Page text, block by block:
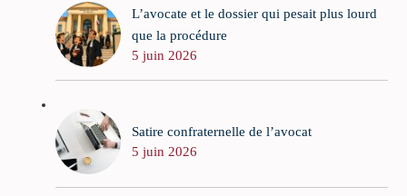
L’avocate et le dossier qui pesait plus lourd
que la procédure
5 juin 2026
Satire confraternelle de l’avocat
5 juin 2026